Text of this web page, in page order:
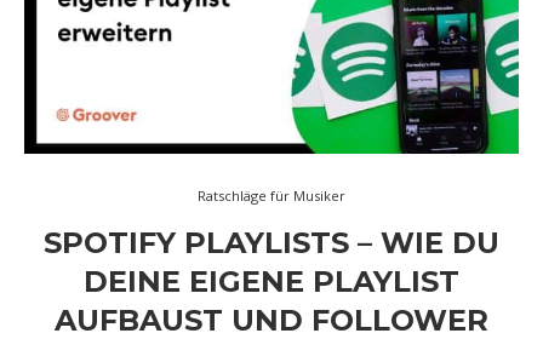
Ratschläge für Musiker
SPOTIFY PLAYLISTS – WIE DU
DEINE EIGENE PLAYLIST
AUFBAUST UND FOLLOWER